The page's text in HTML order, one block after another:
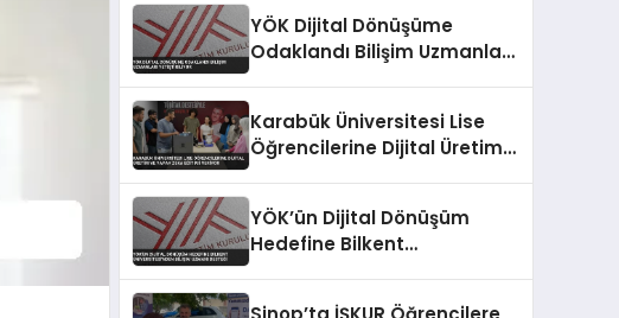
YÖK Dijital Dönüşüme
Odaklandı Bilişim Uzmanları
Karabük Üniversitesi Lise
Öğrencilerine Dijital Üretim
YÖK’ün Dijital Dönüşüm
Hedefine Bilkent